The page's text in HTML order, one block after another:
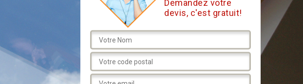
Demandez votre
devis, c'est gratuit!